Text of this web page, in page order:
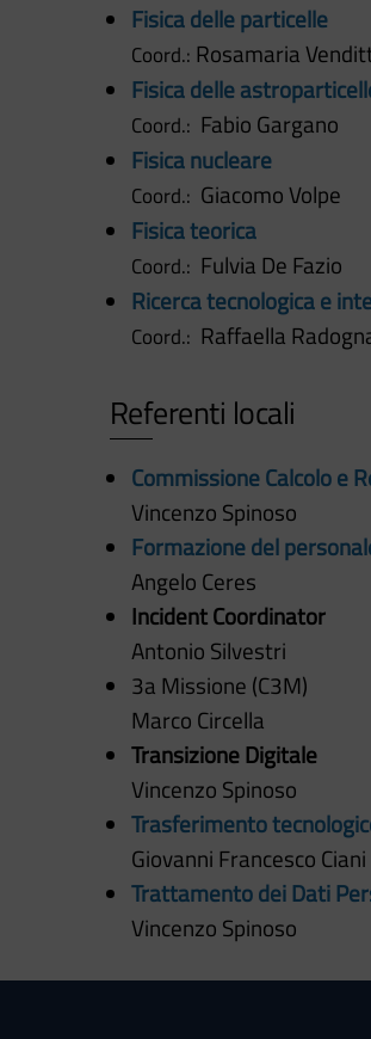
Fisica delle particelle
Coord.: Rosamaria
Fisica delle
Coord.: Fabio Gargano
Fisica nucleare
Coord.: Giacomo Volpe
Fisica teorica
Coord.: Fulvia De Fazio
Ricerca tecnologica e
Coord.: Raffaella
Referenti locali
Commissione Calcolo e
Vincenzo Spinoso
Formazione del
Angelo Ceres
Incident Coordinator
Antonio Silvestri
3a Missione (C3M)
Marco Circella
Transizione Digitale
Vincenzo Spinoso
Trasferimento
Giovanni Francesco Ciani
Trattamento dei Dati
Vincenzo Spinoso